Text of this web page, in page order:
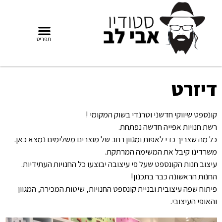
דיזרט
קונספט שיווקי חדשני וטרנדי בשוק המקומי !
רשת חנויות אפייה חדשה נפתחת.
כל מה שצריך כדי לאפות ומגוון רחב של מוצרים משלימים נמצא כאן.
משרדינו קיבל את המשימה המרתקת.
עיצוב חנות הקונספט שעל פי עיצובה יבוצעו כל החנויות העתידיות.
החנות הראשונה כבר בתכנון!
פיתוח שפה עיצובית ובניית קונספט החנויות, שיטות המכירה, המגוון
והאופי העיצובי.